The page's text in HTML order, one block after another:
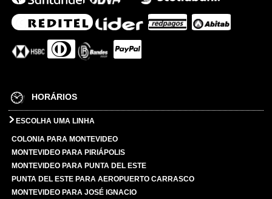
HORÁRIOS
ESCOLHA UMA LINHA
COLONIA PARA MONTEVIDEO
MONTEVIDEO PARA PIRIÁPOLIS
MONTEVIDEO PARA PUNTA DEL ESTE
PUNTA DEL ESTE PARA AEROPUERTO CARRASCO
MONTEVIDEO PARA JOSÉ IGNACIO